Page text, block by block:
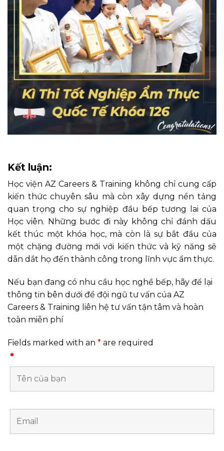
Kết luận:
Học viện AZ Careers & Training không chỉ cung cấp
kiến thức chuyên sâu mà còn xây dựng nền tảng
quan trọng cho sự nghiệp đầu bếp tương lai của
Học viên. Những bước đi này không chỉ đánh dấu
kết thúc một khóa học, mà còn là sự bắt đầu của
một chặng đường mới với kiến thức và kỹ năng sẽ
dẫn dắt họ đến thành công trong lĩnh vực ẩm thực.
Nếu bạn đang có nhu cầu học nghề bếp, hãy để lại
thông tin bên dưới để đội ngũ tư vấn của AZ
Careers & Training liên hệ tư vấn tận tâm và hoàn
toàn miễn phí
Fields marked with an * are required
*